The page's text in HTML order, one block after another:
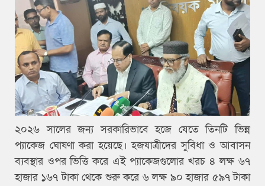
২০২৬ সালের জন্য সরকারিভাবে হজে যেতে তিনটি ভিন্ন
প্যাকেজ ঘোষণা করা হয়েছে। হজযাত্রীদের সুবিধা ও আবাসন
ব্যবস্থার ওপর ভিত্তি করে এই প্যাকেজগুলোর খরচ ৪ লক্ষ ৬৭
হাজার ১৬৭ টাকা থেকে শুরু করে ৬ লক্ষ ৯০ হাজার ৫৯৭ টাকা